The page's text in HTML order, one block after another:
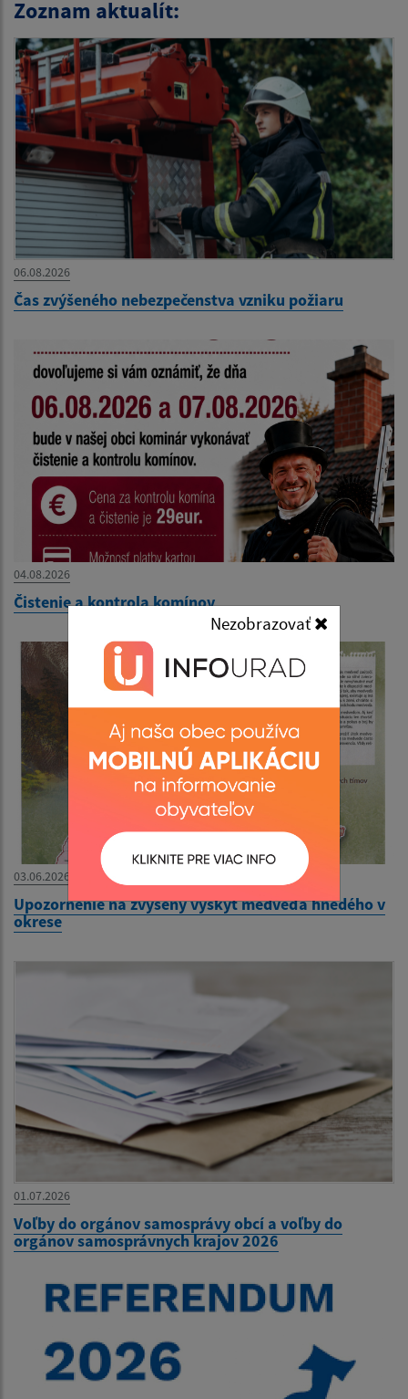
Nezobrazovať
Zoznam aktualít:
06.08.2026
Čas zvýšeného nebezpečenstva vzniku požiaru
04.08.2026
Čistenie a kontrola komínov
03.06.2026
Upozornenie na zvýšený výskyt medveďa hnedého v
okrese
01.07.2026
Voľby do orgánov samosprávy obcí a voľby do
orgánov samosprávnych krajov 2026